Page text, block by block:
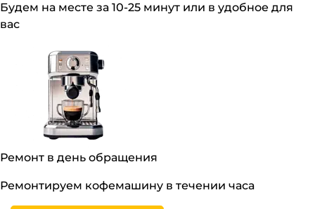
Будем на месте за 10-25 минут или в удобное для
вас
Ремонт в день обращения
Ремонтируем кофемашину в течении часа